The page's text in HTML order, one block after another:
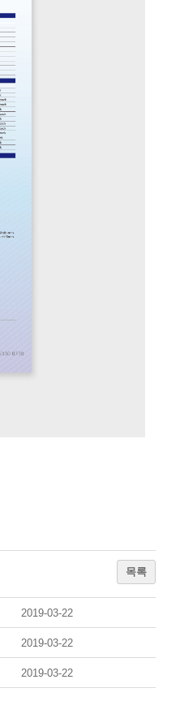
목록
2019-03-22
2019-03-22
2019-03-22